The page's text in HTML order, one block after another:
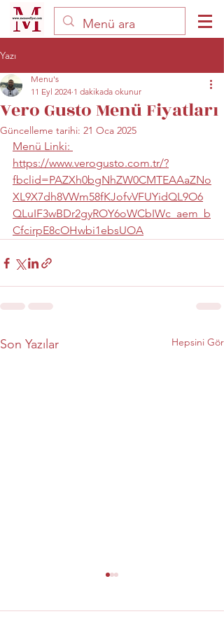
Yazı
Vero Gusto Menü Fiyatları
Menu's
11 Eyl 2024 1 dakikada okunur
Güncelleme tarihi: 21 Oca 2025
Menü Linki:
https://www.verogusto.com.tr/?
fbclid=PAZXh0bgNhZW0CMTEAAaZNo
XL9X7dh8VWm58fKJofvVFUYidQL9O6
QLuIF3wBDr2gyROY6oWCbIWc_aem_b
CfcirpE8cOHwbi1ebsUOA
Son Yazılar Hepsini Gör